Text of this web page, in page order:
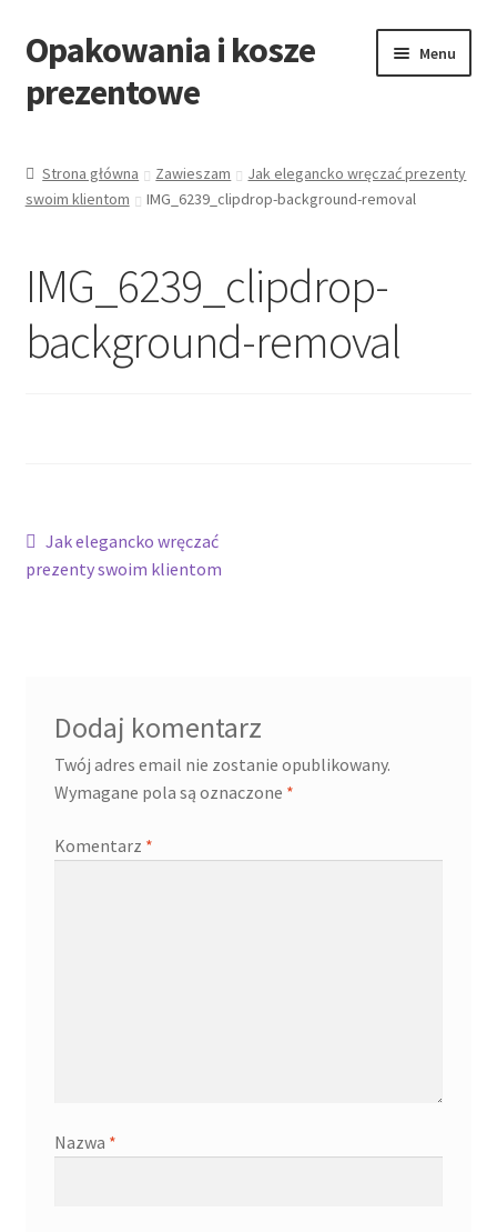
Przejdź
do
nawigacji
Przejdź
do
treści
Opakowania i kosze
prezentowe
Menu
All Categories Shortcode
Blog
Cennik pudełek z logo
Data Access Request
Frequently Asked Questions
Header & Teaser Shortcode
My Account
Strona główna Zawieszam
Jak elegancko wręczać prezenty
swoim klientom
IMG_6239_clipdrop-background-removal
IMG_6239_clipdrop-
background-removal
Nawigacja
wpisu
Poprzedni
wpis:
Jak elegancko wręczać
prezenty swoim klientom
Dodaj komentarz
Twój adres email nie zostanie opublikowany.
Wymagane pola są oznaczone *
Komentarz *
Nazwa *